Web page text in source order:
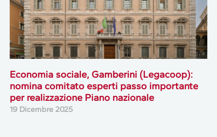
Economia sociale, Gamberini (Legacoop):
nomina comitato esperti passo importante
per realizzazione Piano nazionale
19 Dicembre 2025